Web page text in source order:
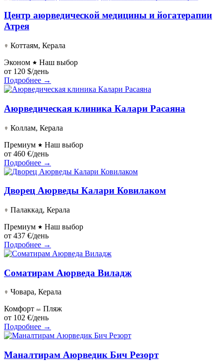
Центр аюрведической медицины и йогатерапии
Атрея
Коттаям, Керала
Эконом
Наш выбор
от 120 $/день
Подробнее →
Аюрведическая клиника Калари Расаяна
Коллам, Керала
Премиум
Наш выбор
от 460 €/день
Подробнее →
Дворец Аюрведы Калари Ковилаком
Палаккад, Керала
Премиум
Наш выбор
от 437 €/день
Подробнее →
Соматирам Аюрведа Виладж
Човара, Керала
Комфорт
Пляж
от 102 €/день
Подробнее →
Маналтирам Аюрведик Бич Резорт